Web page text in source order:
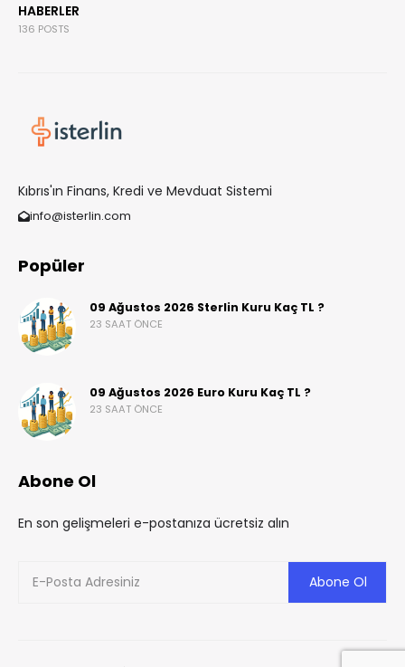
HABERLER
136 POSTS
Kıbrıs'ın Finans, Kredi ve Mevduat Sistemi
info@isterlin.com
Popüler
09 Ağustos 2026 Sterlin Kuru Kaç TL ?
23 SAAT ÖNCE
09 Ağustos 2026 Euro Kuru Kaç TL ?
23 SAAT ÖNCE
Abone Ol
En son gelişmeleri e-postanıza ücretsiz alın